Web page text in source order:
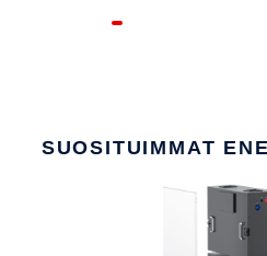
SUOSITUIMMAT